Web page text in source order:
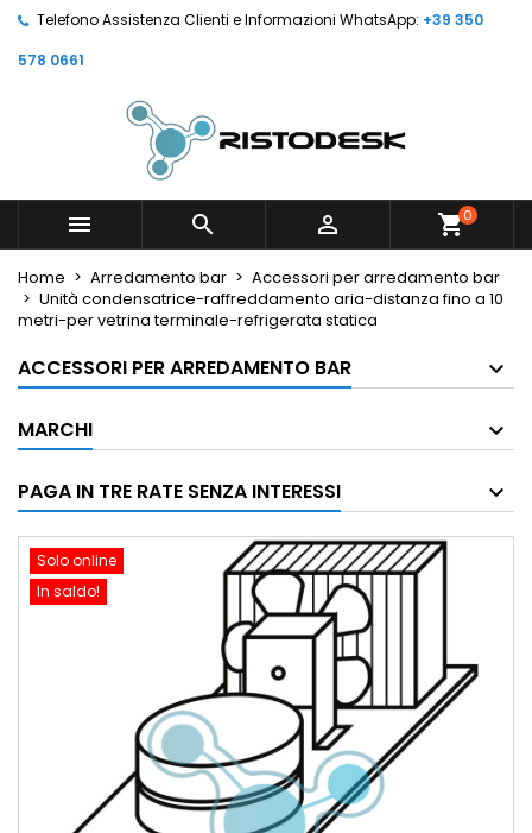
Telefono Assistenza Clienti e Informazioni WhatsApp: +39 350
578 0661
   shopping_cart0
Home Arredamento bar
Accessori per arredamento bar
Unità condensatrice-raffreddamento aria-distanza fino a 10
metri-per vetrina terminale-refrigerata statica
ACCESSORI PER ARREDAMENTO BAR
MARCHI
PAGA IN TRE RATE SENZA INTERESSI
Solo online
In saldo!